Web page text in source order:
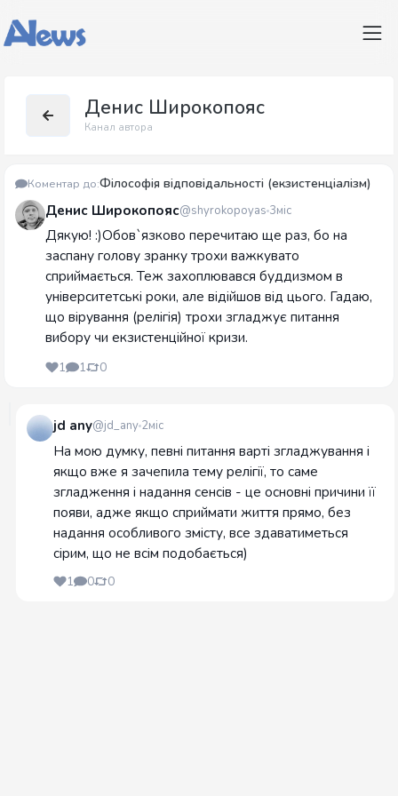
Денис Широкопояс
Канал автора
Коментар до:Філософія відповідальності (екзистенціалізм)
Денис Широкопояс@shyrokopoyas 3міс
Дякую! :)Обов`язково перечитаю ще раз, бо на
заспану голову зранку трохи важкувато
сприймається. Теж захоплювався буддизмом в
університетські роки, але відійшов від цього. Гадаю,
що вірування (релігія) трохи згладжує питання
вибору чи екзистенційної кризи.
1 1 0
jd any@jd_any 2міс
На мою думку, певні питання варті згладжування і
якщо вже я зачепила тему релігії, то саме
згладження і надання сенсів - це основні причини її
появи, адже якщо сприймати життя прямо, без
надання особливого змісту, все здаватиметься
сірим, що не всім подобається)
1 0 0